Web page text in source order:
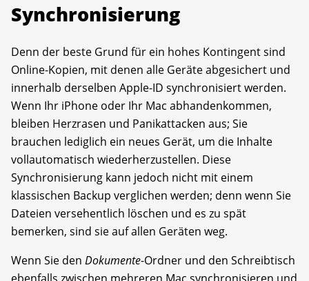
Synchronisierung
Denn der beste Grund für ein hohes Kontingent sind
Online-Kopien, mit denen alle Geräte abgesichert und
innerhalb derselben Apple-ID synchronisiert werden.
Wenn Ihr iPhone oder Ihr Mac abhandenkommen,
bleiben Herzrasen und Panikattacken aus; Sie
brauchen lediglich ein neues Gerät, um die Inhalte
vollautomatisch wiederherzustellen. Diese
Synchronisierung kann jedoch nicht mit einem
klassischen Backup verglichen werden; denn wenn Sie
Dateien versehentlich löschen und es zu spät
bemerken, sind sie auf allen Geräten weg.
Wenn Sie den Dokumente-Ordner und den Schreibtisch